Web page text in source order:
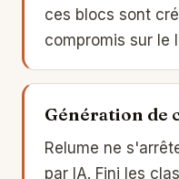
ces blocs sont
compromis sur le
Génération de
Relume ne
par IA. Fini les